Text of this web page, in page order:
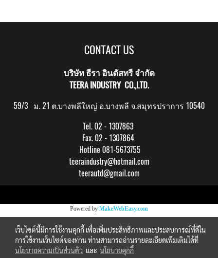
CONTACT US
บริษัท ธีรา อินดัสทรี จำกัด
TEERA INDUSTRY CO.,LTD.
59/3 ม. 21 ต.บางพลีใหญ่ อ.บางพลี จ.สมุทรปราการ 10540
Tel. 02 - 1307863
Fax. 02 - 1307864
Hotline 081-5673755
teeraindustry@hotmail.com
teerautd@gmail.com
Powered by MakeWebEasy.com
เว็บไซต์นี้มีการใช้งานคุกกี้ เพื่อเพิ่มประสิทธิภาพและประสบการณ์ที่ดีใน
การใช้งานเว็บไซต์ของท่าน ท่านสามารถอ่านรายละเอียดเพิ่มเติมได้ที่
นโยบายความเป็นส่วนตัว และ นโยบายคุกกี้